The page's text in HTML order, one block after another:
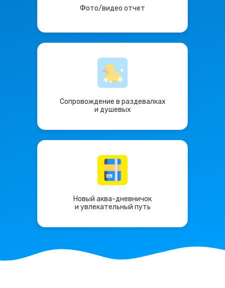
Сопровождение в раздевалках
и душевых
Фото/видео отчет
Новый аква-дневничок
и увлекательный путь